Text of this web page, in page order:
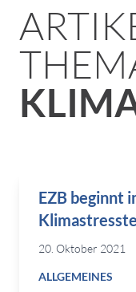
EZB beginnt
20. Oktober 2021
ALLGEMEINES